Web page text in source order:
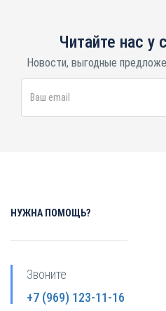
Читайте нас у
Новости, выгодные
НУЖНА ПОМОЩЬ?
Звоните
+7 (969) 123-11-16